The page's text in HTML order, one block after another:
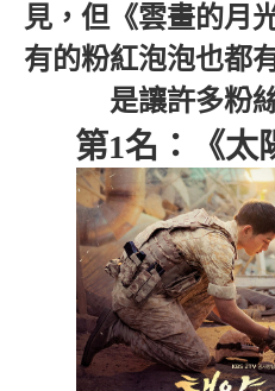
見，但《雲畫的月
有的粉紅泡泡也都
是讓許多粉
第1名：《太